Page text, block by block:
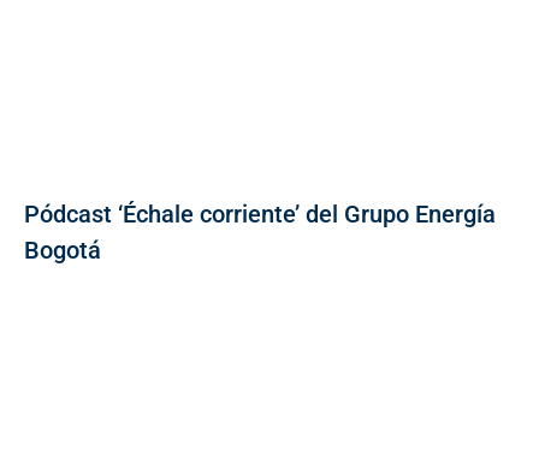
Pódcast ‘Échale corriente’ del Grupo Energía
Bogotá